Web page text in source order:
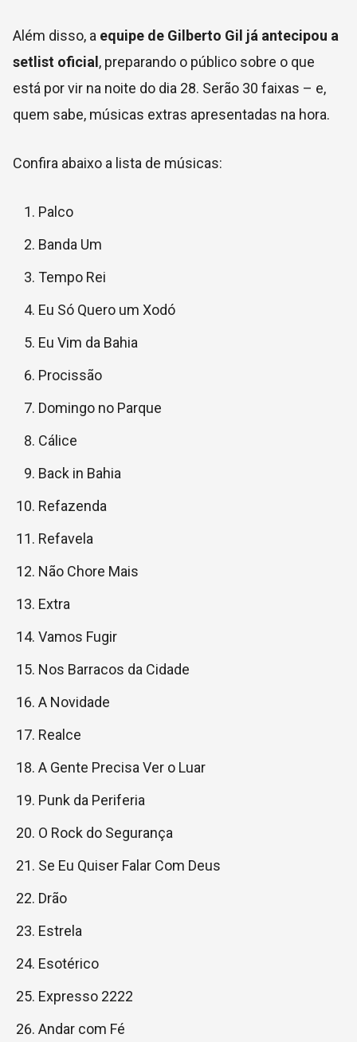
Além disso, a equipe de Gilberto Gil já antecipou a
setlist oficial , preparando o público sobre o que
está por vir na noite do dia 28. Serão 30 faixas – e,
quem sabe, músicas extras apresentadas na hora.
Confira abaixo a lista de músicas:
Palco
Banda Um
Tempo Rei
Eu Só Quero um Xodó
Eu Vim da Bahia
Procissão
Domingo no Parque
Cálice
Back in Bahia
Refazenda
Refavela
Não Chore Mais
Extra
Vamos Fugir
Nos Barracos da Cidade
A Novidade
Realce
A Gente Precisa Ver o Luar
Punk da Periferia
O Rock do Segurança
Se Eu Quiser Falar Com Deus
Drão
Estrela
Esotérico
Expresso 2222
Andar com Fé